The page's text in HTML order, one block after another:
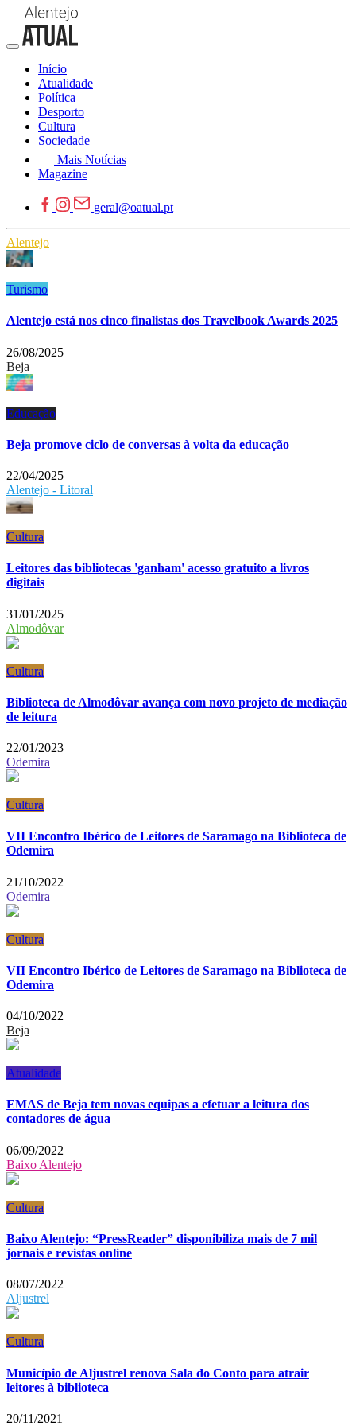
Início
Atualidade
Política
Desporto
Cultura
Sociedade
Mais Notícias
Magazine
geral@oatual.pt
Alentejo
Turismo
Alentejo está nos cinco finalistas dos Travelbook Awards 2025
26/08/2025
Beja
Educação
Beja promove ciclo de conversas à volta da educação
22/04/2025
Alentejo - Litoral
Cultura
Leitores das bibliotecas 'ganham' acesso gratuito a livros
digitais
31/01/2025
Almodôvar
Cultura
Biblioteca de Almodôvar avança com novo projeto de mediação
de leitura
22/01/2023
Odemira
Cultura
VII Encontro Ibérico de Leitores de Saramago na Biblioteca de
Odemira
21/10/2022
Odemira
Cultura
VII Encontro Ibérico de Leitores de Saramago na Biblioteca de
Odemira
04/10/2022
Beja
Atualidade
EMAS de Beja tem novas equipas a efetuar a leitura dos
contadores de água
06/09/2022
Baixo Alentejo
Cultura
Baixo Alentejo: “PressReader” disponibiliza mais de 7 mil
jornais e revistas online
08/07/2022
Aljustrel
Cultura
Município de Aljustrel renova Sala do Conto para atrair
leitores à biblioteca
20/11/2021